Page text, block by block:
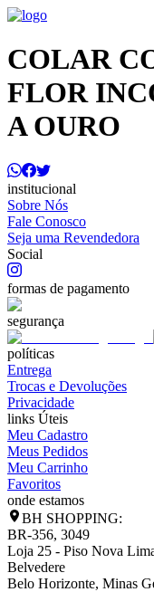
COLAR
FLOR
A OURO
institucional
Sobre Nós
Fale Conosco
Seja uma Revendedora
Social
formas de pagamento
segurança
políticas
Entrega
Trocas e Devoluções
Privacidade
links Úteis
Meu Cadastro
Meus Pedidos
Meu Carrinho
Favoritos
onde estamos
BH SHOPPING:
BR-356, 3049
Loja 25 - Piso Nova
Belvedere
Belo Horizonte, Minas